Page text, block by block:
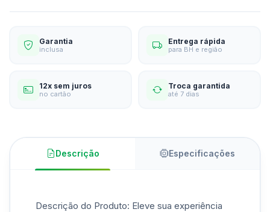
Garantia
inclusa
Entrega rápida
para BH e região
12x sem juros
no cartão
Troca garantida
até 7 dias
Descrição Especificações
Descrição do Produto: Eleve sua experiência